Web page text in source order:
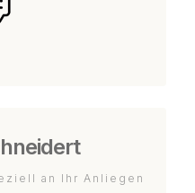
an Ihr Anliegen